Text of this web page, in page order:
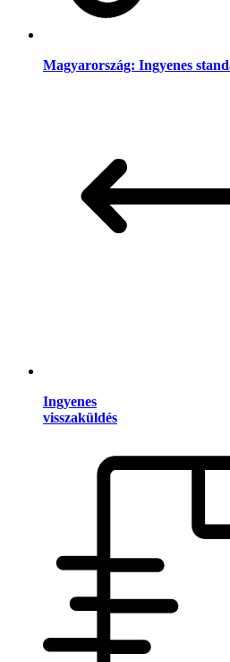
Magyarország: Ingyenes
Ingyenes
visszaküldés